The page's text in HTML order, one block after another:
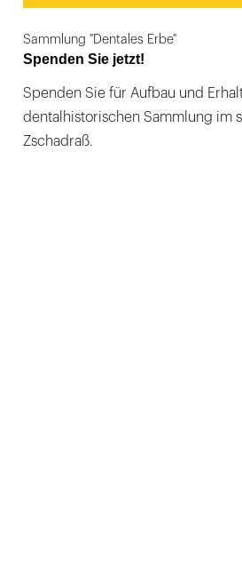
Sammlung "Dentales Erbe"
Spenden Sie jetzt!
Spenden Sie für Aufbau und
dentalhistorischen Sammlung im
Zschadraß.